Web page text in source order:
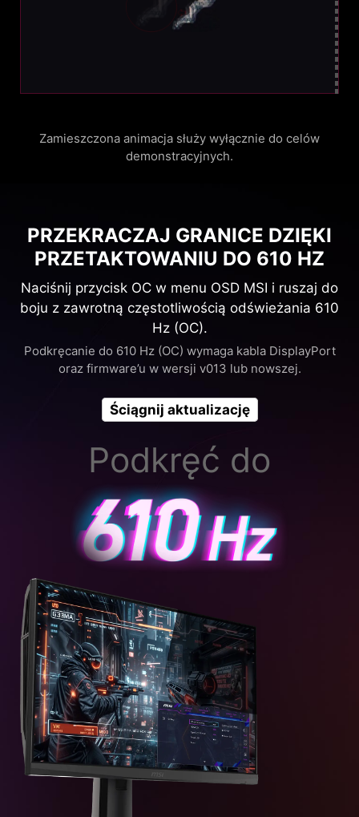
Zamieszczona animacja służy wyłącznie do celów
demonstracyjnych.
PRZEKRACZAJ GRANICE DZIĘKI
PRZETAKTOWANIU DO 610 HZ
Naciśnij przycisk OC w menu OSD MSI i ruszaj do
boju z zawrotną częstotliwością odświeżania 610
Hz (OC).
Podkręcanie do 610 Hz (OC) wymaga kabla DisplayPort
oraz firmware’u w wersji v013 lub nowszej.
Ściągnij aktualizację
Podkręć do